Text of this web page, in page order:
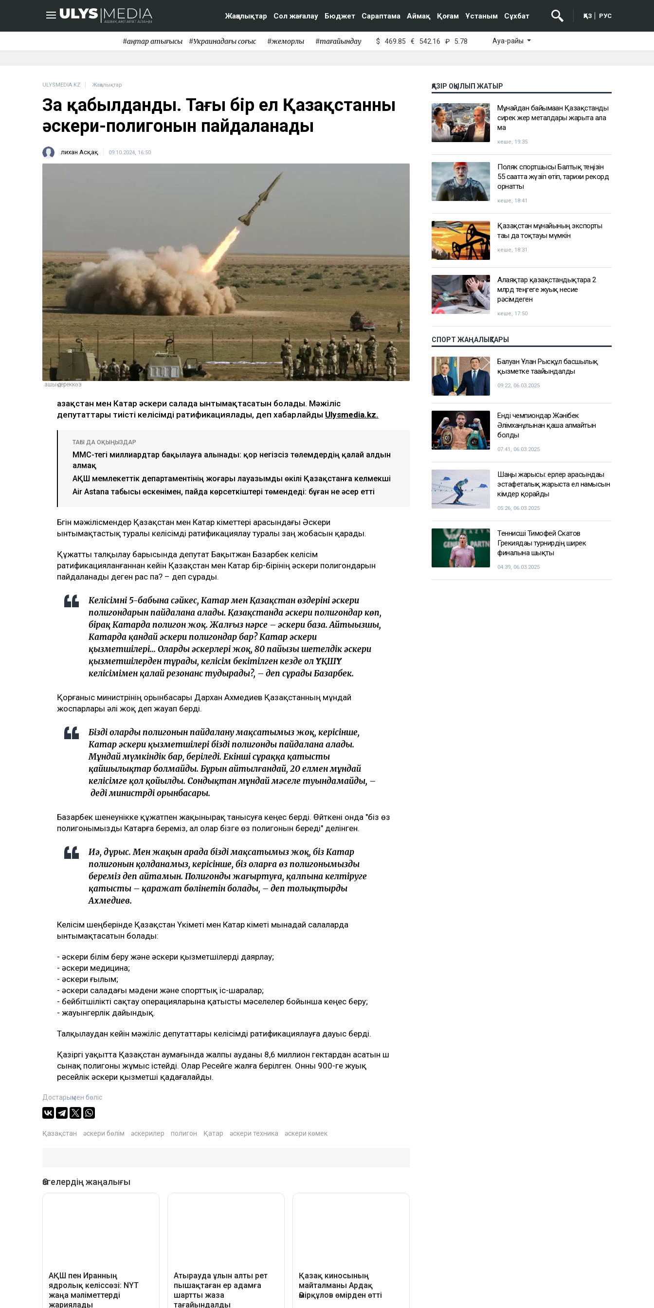
Жаңалықтар Сол жағалау Бюджет Сараптама Аймақ Қоғам Ұстаным Сұхбат ҚАЗ РУС
#қаңтар қақтығысы #Украинадағы соғыс #жемқорлық #тағайындау $ 469.85 € 542.16 ₽ 5.78 Ауа-райы
ULYSMEDIA.KZ Жаңалықтар
Заң қабылданды. Тағы бір ел Қазақстанның
әскери-полигонын пайдаланады
Әлихан Асқақ 09.10.2024, 16:50
ашық дереккөз
Қазақстан мен Катар әскери салада ынтымақтасатын болады. Мәжіліс
депутаттары тиісті келісімді ратификациялады, деп хабарлайды Ulysmedia.kz.
ТАҒЫ ДА ОҚЫҢЫЗДАР
МӘМС-тегі миллиардтар бақылауға алынады: қор негізсіз төлемдердің қалай алдын
алмақ
АҚШ мемлекеттік департаментінің жоғары лауазымды өкілі Қазақстанға келмекші
Air Astana табысы өскенімен, пайда көрсеткіштері төмендеді: бұған не әсер етті
Бүгін мәжілісмендер Қазақстан мен Катар үкіметтері арасындағы Әскери
ынтымақтастық туралы келісімді ратификациялау туралы заң жобасын қарады.
Құжатты талқылау барысында депутат Бақытжан Базарбек келісім
ратификацияланғаннан кейін Қазақстан мен Катар бір-бірінің әскери полигондарын
пайдаланады деген рас па? – деп сұрады.
Келісімнің 5-бабына сәйкес, Катар мен Қазақстан өздерінің әскери
полигондарын пайдалана алады. Қазақстанда әскери полигондар көп,
бірақ Катарда полигон жоқ. Жалғыз нәрсе – әскери база. Айтыңызшы,
Катарда қандай әскери полигондар бар? Катар әскери
қызметшілері... Олардың әскерлері жоқ, 80 пайызы шетелдік әскери
қызметшілерден тұрады, келісім бекітілген кезде ол ҰҚШҰ
келісімімен қалай резонанс тудырады?, – деп сұрады Базарбек.
Қорғаныс министрінің орынбасары Дархан Ахмедиев Қазақстанның мұндай
жоспарлары әлі жоқ деп жауап берді.
Біздің олардың полигонын пайдалану мақсатымыз жоқ, керісінше,
Катар әскери қызметшілері біздің полигонды пайдалана алады.
Мұндай мүмкіндік бар, беріледі. Екінші сұраққа қатысты
қайшылықтар болмайды. Бұрын айтылғандай, 20 елмен мұндай
келісімге қол қойылды. Сондықтан мұндай мәселе туындамайды, –
деді министрдің орынбасары.
Базарбек шенеунікке құжатпен жақынырақ танысуға кеңес берді. Өйткені онда "біз өз
полигонымызды Катарға береміз, ал олар бізге өз полигонын береді" делінген.
Иә, дұрыс. Мен жақын арада біздің мақсатымыз жоқ, біз Катар
полигонын қолданамыз, керісінше, біз оларға өз полигонымызды
береміз деп айтамын. Полигонды жаңғыртуға, қалпына келтіруге
қатысты – қаражат бөлінетін болады, – деп толықтырды
Ахмедиев.
Келісім шеңберінде Қазақстан Үкіметі мен Катар үкіметі мынадай салаларда
ынтымақтасатын болады:
- әскери білім беру және әскери қызметшілерді даярлау;
- әскери медицина;
- әскери ғылым;
- әскери саладағы мәдени және спорттық іс-шаралар;
- бейбітшілікті сақтау операцияларына қатысты мәселелер бойынша кеңес беру;
- жауынгерлік дайындық.
Талқылаудан кейін мәжіліс депутаттары келісімді ратификациялауға дауыс берді.
Қазіргі уақытта Қазақстан аумағында жалпы ауданы 8,6 миллион гектардан асатын үш
сынақ полигоны жұмыс істейді. Олар Ресейге жалға берілген. Онны 900-ге жуық
ресейлік әскери қызметші қадағалайды.
Достарыңмен бөліс
Қазақстан әскери бөлім әскерилер полигон Қатар әскери техника әскери көмек
ҚАЗІР ОҚЫЛЫП ЖАТЫР
Мұнайдан байымаған Қазақстанды
сирек жер металдары жарыта ала
ма
кеше, 19:35
Поляк спортшысы Балтық теңізін
55 сағатта жүзіп өтіп, тарихи рекорд
орнатты
кеше, 18:41
Қазақстан мұнайының экспорты
тағы да тоқтауы мүмкін
кеше, 18:31
Алаяқтар қазақстандықтарға 2
млрд теңгеге жуық несие
рәсімдеген
кеше, 17:50
СПОРТ ЖАҢАЛЫҚТАРЫ
Балуан Ұлан Рысқұл басшылық
қызметке тағайындалды
09:22, 06.03.2025
Енді чемпиондар Жәнібек
Әлімханұлынан қаша алмайтын
болды
07:41, 06.03.2025
Шаңғы жарысы: ерлер арасындағы
эстафеталық жарыста ел намысын
кімдер қорғайды
05:26, 06.03.2025
Теннисші Тимофей Скатов
Грекиядағы турнирдің ширек
финалына шықты
04:39, 06.03.2025